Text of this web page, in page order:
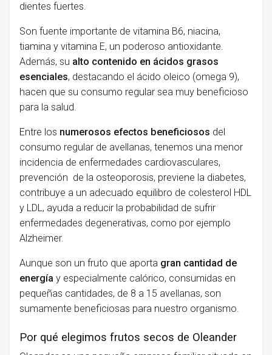
dientes fuertes.
Son fuente importante de vitamina B6, niacina,
tiamina y vitamina E, un poderoso antioxidante.
Además, su alto contenido en ácidos grasos
esenciales, destacando el ácido oleico (omega 9),
hacen que su consumo regular sea muy beneficioso
para la salud.
Entre los numerosos efectos beneficiosos del
consumo regular de avellanas, tenemos una menor
incidencia de enfermedades cardiovasculares,
prevención de la osteoporosis, previene la diabetes,
contribuye a un adecuado equilibro de colesterol HDL
y LDL, ayuda a reducir la probabilidad de sufrir
enfermedades degenerativas, como por ejemplo
Alzheimer.
Aunque son un fruto que aporta gran cantidad de
energía y especialmente calórico, consumidas en
pequeñas cantidades, de 8 a 15 avellanas, son
sumamente beneficiosas para nuestro organismo.
Por qué elegimos frutos secos de Oleander